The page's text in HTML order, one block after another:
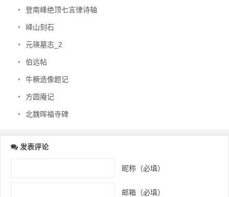
• 登南峰绝顶七言律诗轴
• 峄山刻石
• 元瑛墓志_2
• 伯远帖
• 牛橛造像题记
• 方圆庵记
• 北魏晖福寺碑
发表评论
昵称（必填）
邮箱（必填）